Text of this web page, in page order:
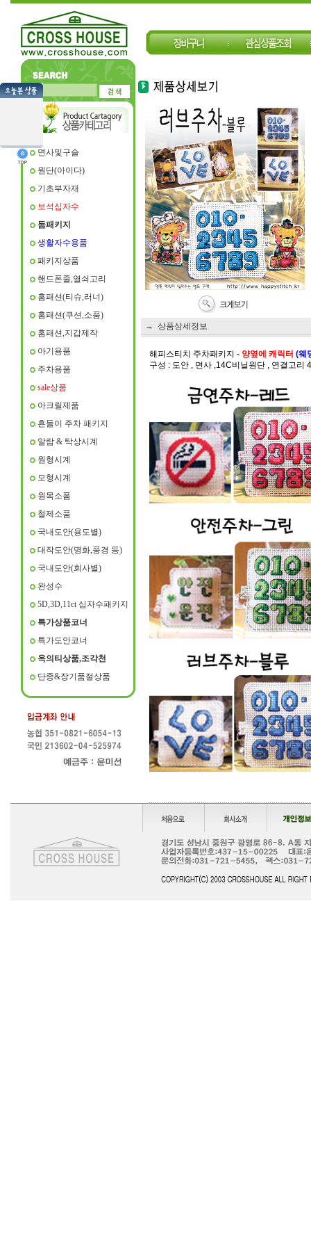
면사및구슬
원단(아이다)
기초부자재
보석십자수
돔패키지
생활자수용품
패키지상품
핸드폰줄,열쇠고리
홈패션(티슈,러너)
홈패션(쿠션,소품)
홈패션,지갑제작
아기용품
주차용품
sale상품
아크릴제품
흔들이 주차 패키지
알람 & 탁상시계
원형시계
모형시계
원목소폼
철제소품
국내도안(용도별)
대작도안(명화,풍경 등)
국내도안(회사별)
완성수
5D,3D,11ct 십자수패키지
특가상품코너
특가도안코너
옥의티상품,조각천
단종&장기품절상품
→ 상품상세정보
해피스티치 주차패키지 - 양옆에 캐릭터 (웨
구성 : 도안 , 면사 ,14C비닐원단 , 연결고리